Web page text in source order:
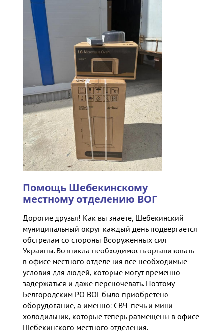
Помощь Шебекинскому
местному отделению ВОГ
Дорогие друзья! Как вы знаете, Шебекинский
муниципальный округ каждый день подвергается
обстрелам со стороны Вооруженных сил
Украины. Возникла необходимость организовать
в офисе местного отделения все необходимые
условия для людей, которые могут временно
задержаться и даже переночевать. Поэтому
Белгородским РО ВОГ было приобретено
оборудование, а именно: СВЧ-печь и мини-
холодильник, которые теперь размещены в офисе
Шебекинского местного отделения.